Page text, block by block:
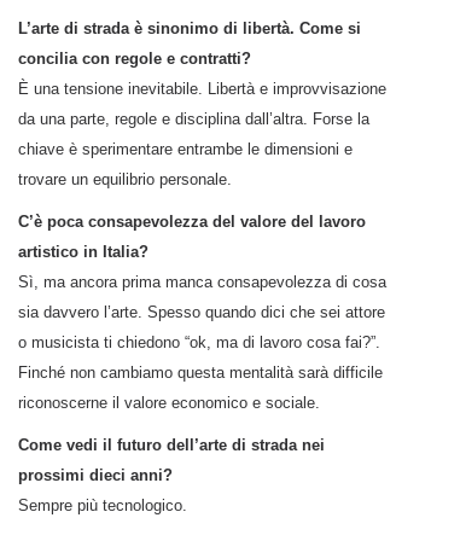
L’arte di strada è sinonimo di libertà. Come si
concilia con regole e contratti?
È una tensione inevitabile. Libertà e improvvisazione
da una parte, regole e disciplina dall’altra. Forse la
chiave è sperimentare entrambe le dimensioni e
trovare un equilibrio personale.
C’è poca consapevolezza del valore del lavoro
artistico in Italia?
Sì, ma ancora prima manca consapevolezza di cosa
sia davvero l’arte. Spesso quando dici che sei attore
o musicista ti chiedono “ok, ma di lavoro cosa fai?”.
Finché non cambiamo questa mentalità sarà difficile
riconoscerne il valore economico e sociale.
Come vedi il futuro dell’arte di strada nei
prossimi dieci anni?
Sempre più tecnologico.